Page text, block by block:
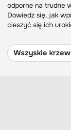
odporne na trudne
Dowiedz się, jak
cieszyć się ich
Wszyskie